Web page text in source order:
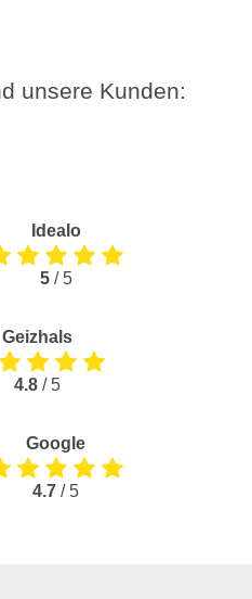
unsere Kunden:
Idealo
5/ 5
Geizhals
4.8 / 5
Google
4.7 / 5